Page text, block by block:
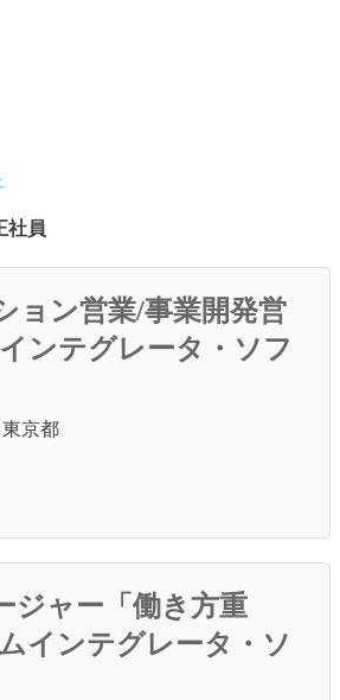
社員
ョン営業/事業開発営
ンテグレータ・ソフ
京都
ジャー「働き方重
インテグレータ・ソ